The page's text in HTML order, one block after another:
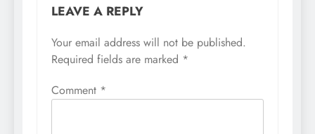
LEAVE A REPLY
Your email address will not be published.
Required fields are marked *
Comment *